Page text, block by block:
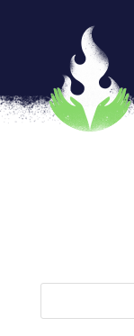
¡Genias!
manga
porUnx |May
Si te interesa